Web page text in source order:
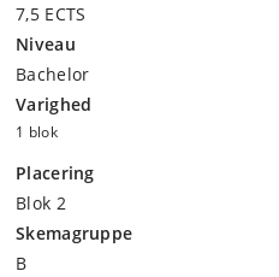
7,5 ECTS
Niveau
Bachelor
Varighed
1 blok
Placering
Blok 2
Skemagruppe
B